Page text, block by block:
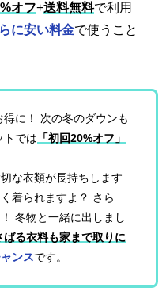
オフ+送料無料で利用
に安い料金で使うこと
に！ 次の冬のダウンも
トでは 「初回20%オフ」
な衣類が長持ちします
着られますよ？ さら
冬物と一緒に出しまし
ばる衣料も家まで取りに
ンスです。